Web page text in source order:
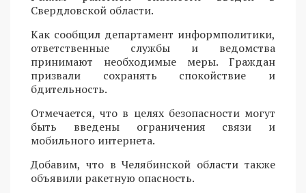
Свердловской области.
Как сообщил департамент информполитики,
ответственные службы и ведомства
принимают необходимые меры. Граждан
призвали сохранять спокойствие и
бдительность.
Отмечается, что в целях безопасности могут
быть введены ограничения связи и
мобильного интернета.
Добавим, что в Челябинской области также
объявили ракетную опасность.